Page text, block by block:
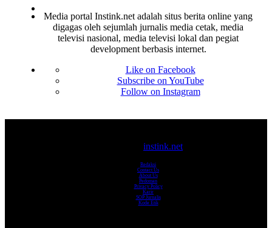
Media portal Instink.net adalah situs berita online yang
digagas oleh sejumlah jurnalis media cetak, media
televisi nasional, media televisi lokal dan pegiat
development berbasis internet.
Like on Facebook
Subscribe on YouTube
Follow on Instagram
instink.net
Redaksi
Contact Us
About Us
Pedoman
Privacy Policy
Karir
SOP Jurnalis
Kode Etik